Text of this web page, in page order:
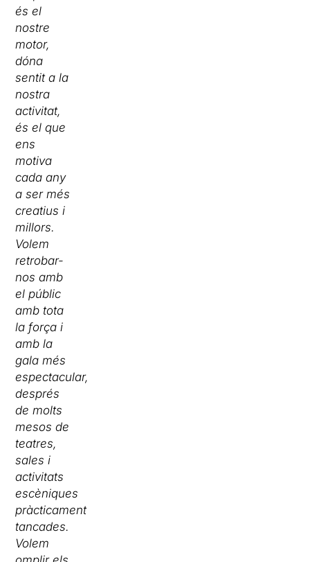
és el
nostre
motor,
dóna
sentit a la
nostra
activitat,
és el que
ens
motiva
cada any
a ser més
creatius i
millors.
Volem
retrobar-
nos amb
el públic
amb tota
la força i
amb la
gala més
espectacular,
després
de molts
mesos de
teatres,
sales i
activitats
escèniques
pràcticament
tancades.
Volem